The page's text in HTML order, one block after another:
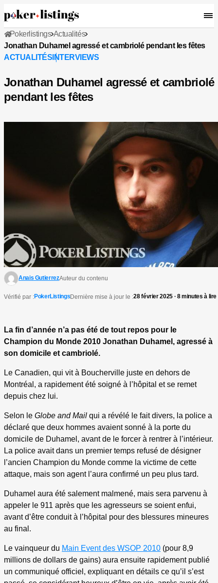
Pokerlistings Actualités
Jonathan Duhamel agressé et cambriolé pendant les fêtes
ACTUALITÉS INTERVIEWS
Jonathan Duhamel agressé et cambriolé
pendant les fêtes
Anais GutierrezAuteur du contenu
Vérifié par :PokerListingsDernière mise à jour le :28 février 2025 · 8 minutes à lire
La fin d’année n’a pas été de tout repos pour le
Champion du Monde 2010 Jonathan Duhamel, agressé à
son domicile et cambriolé.
Le Canadien, qui vit à Boucherville juste en dehors de
Montréal, a rapidement été soigné à l’hôpital et se remet
depuis chez lui.
Selon le Globe and Mail qui a révélé le fait divers, la police a
déclaré que deux hommes avaient sonné à la porte du
domicile de Duhamel, avant de le forcer à rentrer à l’intérieur.
La police avait dans un premier temps refusé de désigner
l’ancien Champion du Monde comme la victime de cette
attaque, mais son agent l’aura confirmé un peu plus tard.
Duhamel aura été salement malmené, mais sera parvenu à
appeler le 911 après que les agresseurs se soient enfui,
avant d’être conduit à l’hôpital pour des blessures mineures
au final.
Le vainqueur du Main Event des WSOP 2010 (pour 8,9
millions de dollars de gains) aura ensuite rapidement publié
un communiqué officiel, expliquant en détails ce qu’il s’est